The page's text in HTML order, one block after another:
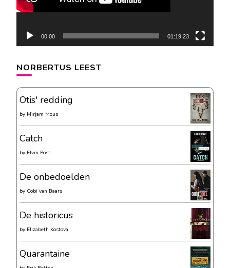
00:00 01:19:23
NORBERTUS LEEST
Otis' redding
by Mirjam Mous
Catch
by Elvin Post
De onbedoelden
by Cobi van Baars
De historicus
by Elizabeth Kostova
Quarantaine